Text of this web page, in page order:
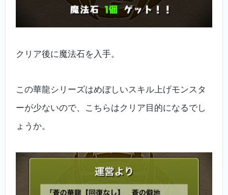
クリア後に魔法石を入手。
この華龍シリーズはめぼしいスキル上げモンスタ
ーが少ないので、こちらはクリア目的になるでし
ょうか。